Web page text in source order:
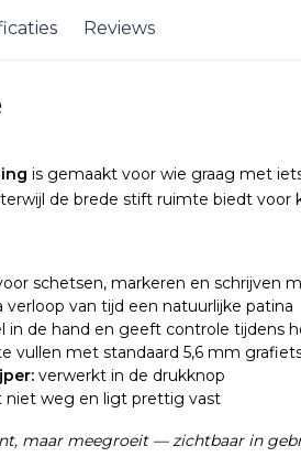
Reviews
is gemaakt voor wie graag met
de brede stift ruimte biedt voor
schetsen, markeren en schrijven
verloop van tijd een natuurlijke patina
in de hand en geeft controle tijdens
vullen met standaard 5,6 mm
verwerkt in de drukknop
niet weg en ligt prettig vast
maar meegroeit — zichtbaar in